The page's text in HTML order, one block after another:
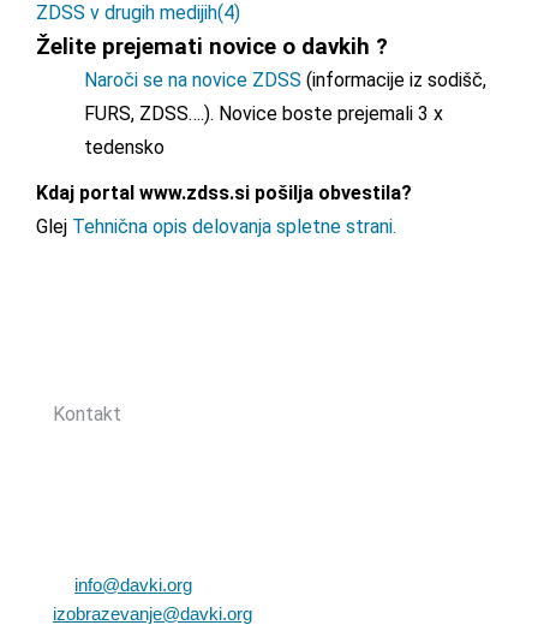
ZDSS v drugih medijih(4)
Želite prejemati novice o davkih ?
Naroči se na novice ZDSS (informacije iz sodišč,
FURS, ZDSS….). Novice boste prejemali 3 x
tedensko
Kdaj portal www.zdss.si pošilja obvestila?
Glej Tehnična opis delovanja spletne strani.
Kontakt
info@davki.org
izobrazevanje@davki.org